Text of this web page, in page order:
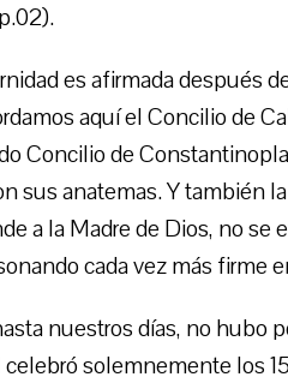
es afirmada después
aquí el Concilio de
Concilio de
sus anatemas. Y también
a la Madre de Dios, no
cada vez más firme
nuestros días, no hubo
solemnemente los